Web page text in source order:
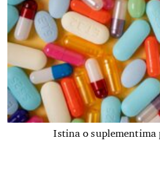
Istina o suplementima